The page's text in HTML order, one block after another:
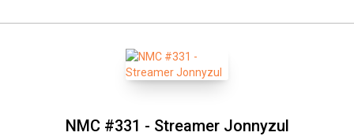
NMC #331 - Streamer Jonnyzul